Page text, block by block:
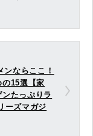
ンならここ！
15選【家
たっぷりラ
ーズマガジ